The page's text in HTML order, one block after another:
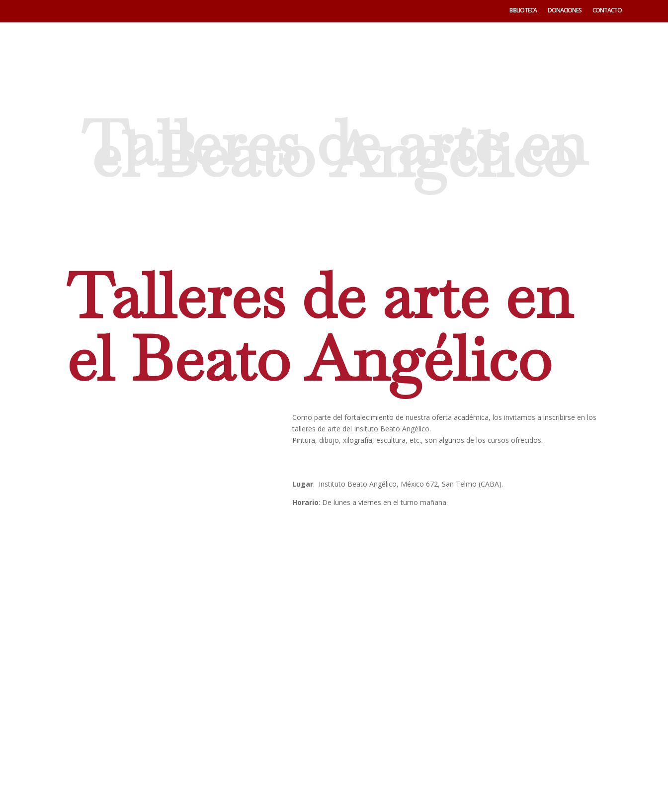
BIBLIOTECA DONACIONES CONTACTO
Talleres de arte en
el Beato Angélico
Talleres de arte en
el Beato Angélico
Como parte del fortalecimiento de nuestra oferta académica, los invitamos a inscribirse en los
talleres de arte del Insituto Beato Angélico.
Pintura, dibujo, xilografía, escultura, etc., son algunos de los cursos ofrecidos.
Lugar: Instituto Beato Angélico, México 672, San Telmo (CABA).
Horario: De lunes a viernes en el turno mañana.